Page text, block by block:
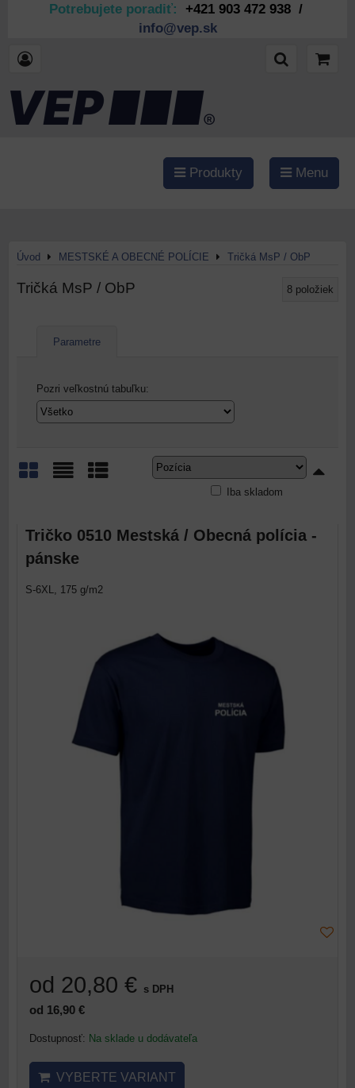
Potrebujete poradiť: +421 903 472 938 /
info@vep.sk
Produkty Menu
Úvod MESTSKÉ A OBECNÉ POLÍCIE Tričká MsP / ObP
Tričká MsP / ObP 8 položiek
Parametre
Pozri veľkostnú tabuľku:
Iba skladom
Tričko 0510 Mestská / Obecná polícia -
pánske
S-6XL, 175 g/m2
od 20,80 € s DPH
od 16,90 €
Dostupnosť: Na sklade u dodávateľa
VYBERTE VARIANT